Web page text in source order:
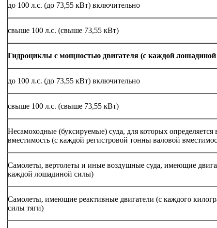
до 100 л.с. (до 73,55 кВт) включительно
свыше 100 л.с. (свыше 73,55 кВт)
Гидроциклы с мощностью двигателя (с каждой
до 100 л.с. (до 73,55 кВт) включительно
свыше 100 л.с. (свыше 73,55 кВт)
Несамоходные (буксируемые) суда, для которых определяется
вместимость (с каждой регистровой тонны валовой
Самолеты, вертолеты и иные воздушные суда, имеющие
каждой лошадиной силы)
Самолеты, имеющие реактивные двигатели (с каждого
силы тяги)